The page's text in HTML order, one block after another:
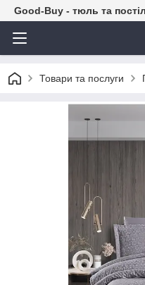
Good-Buy - тюль та
Товари та послуги